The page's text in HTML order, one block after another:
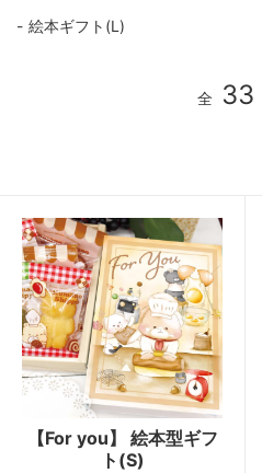
絵本ギフト(L)
全 33
【For you】 絵本型ギフ
ト(S)